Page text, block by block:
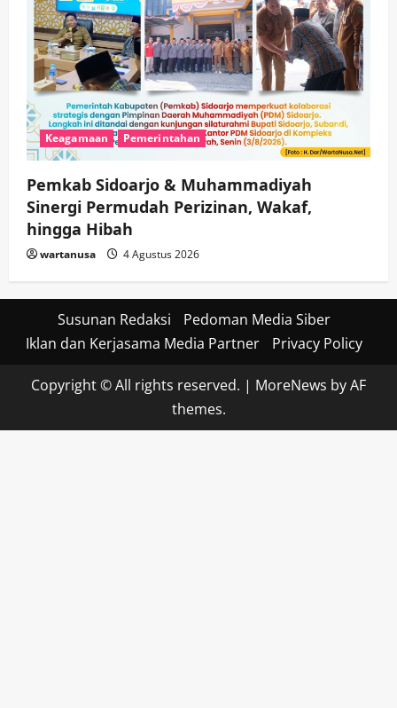
Keagamaan Pemerintahan
Pemkab Sidoarjo & Muhammadiyah
Sinergi Permudah Perizinan, Wakaf,
hingga Hibah
wartanusa 4 Agustus 2026
Susunan Redaksi
Pedoman Media Siber
Iklan dan Kerjasama Media Partner
Privacy Policy
Copyright © All rights reserved. | MoreNews by AF
themes.